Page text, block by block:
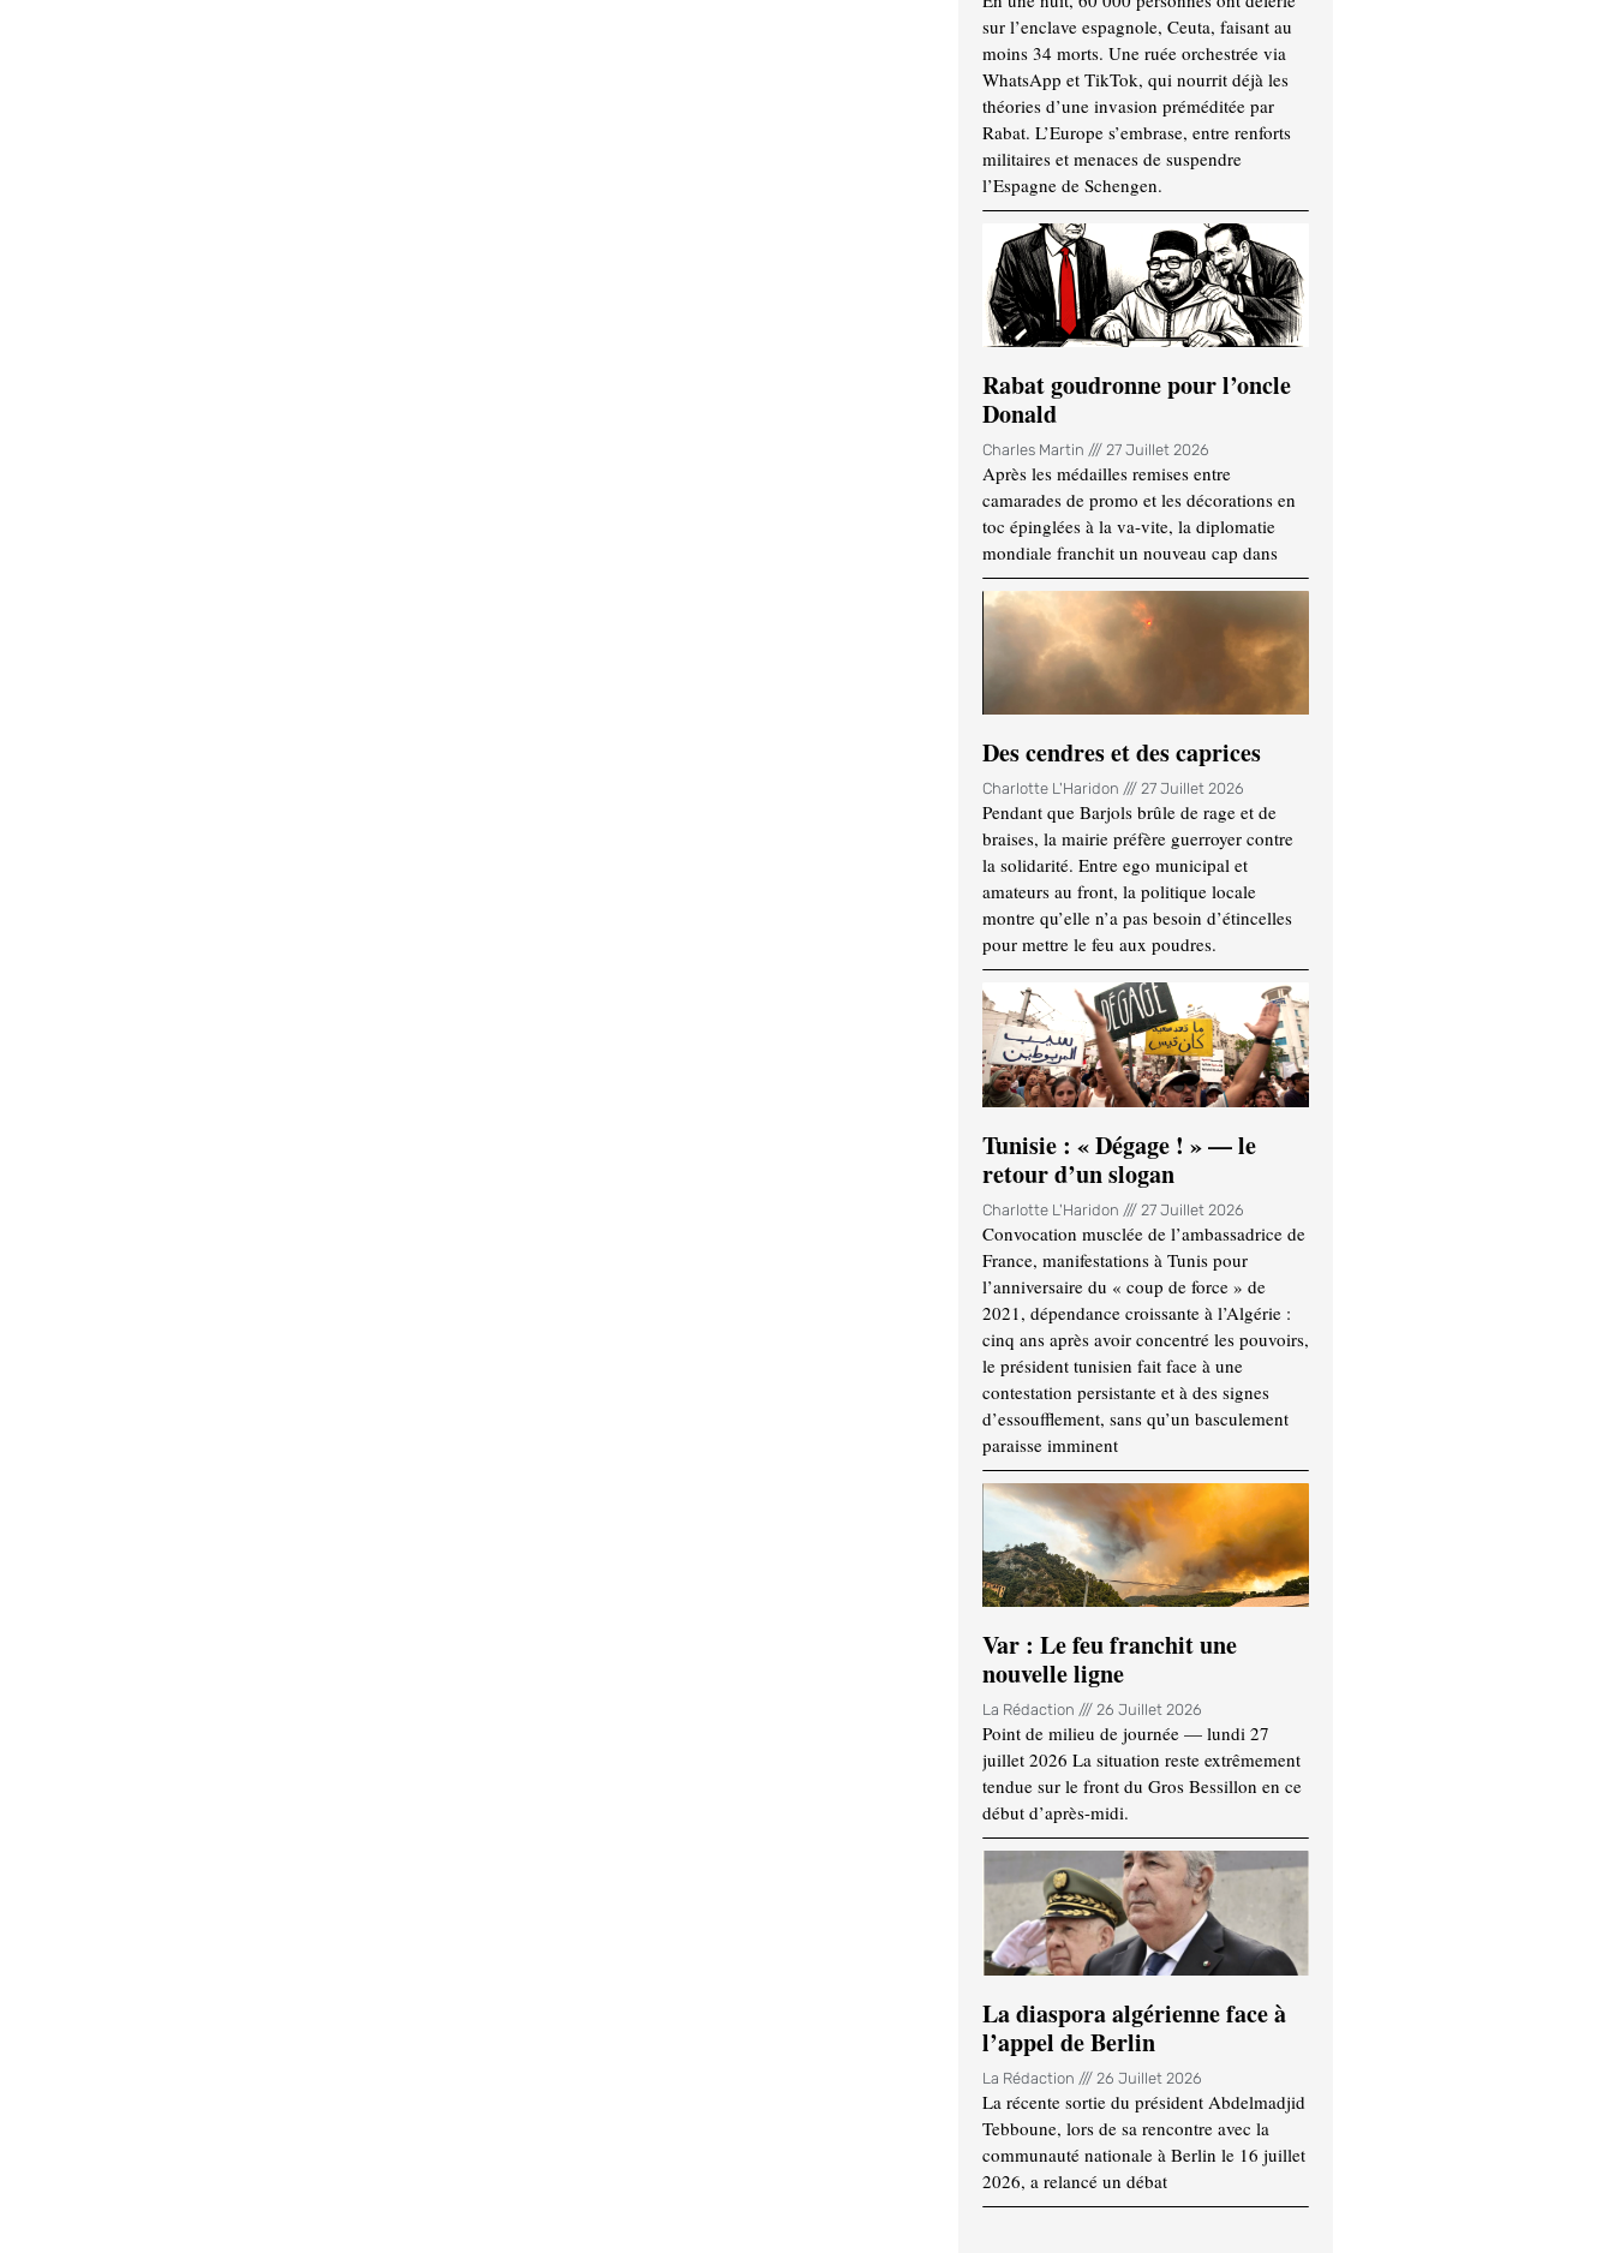
sur l’enclave espagnole, Ceuta, faisant au
moins 34 morts. Une ruée orchestrée via
WhatsApp et TikTok, qui nourrit déjà les
théories d’une invasion préméditée par
Rabat. L’Europe s’embrase, entre renforts
militaires et menaces de suspendre
l’Espagne de Schengen.
Rabat goudronne pour l’oncle
Donald
Charles Martin 27 Juillet 2026
Après les médailles remises entre
camarades de promo et les décorations en
toc épinglées à la va-vite, la diplomatie
mondiale franchit un nouveau cap dans
Des cendres et des caprices
Charlotte L'Haridon 27 Juillet 2026
Pendant que Barjols brûle de rage et de
braises, la mairie préfère guerroyer contre
la solidarité. Entre ego municipal et
amateurs au front, la politique locale
montre qu’elle n’a pas besoin d’étincelles
pour mettre le feu aux poudres.
Tunisie : « Dégage ! » — le
retour d’un slogan
Charlotte L'Haridon 27 Juillet 2026
Convocation musclée de l’ambassadrice de
France, manifestations à Tunis pour
l’anniversaire du « coup de force » de
2021, dépendance croissante à l’Algérie :
cinq ans après avoir concentré les pouvoirs,
le président tunisien fait face à une
contestation persistante et à des signes
d’essoufflement, sans qu’un basculement
paraisse imminent
Var : Le feu franchit une
nouvelle ligne
La Rédaction 26 Juillet 2026
Point de milieu de journée — lundi 27
juillet 2026 La situation reste extrêmement
tendue sur le front du Gros Bessillon en ce
début d’après-midi.
La diaspora algérienne face à
l’appel de Berlin
La Rédaction 26 Juillet 2026
La récente sortie du président Abdelmadjid
Tebboune, lors de sa rencontre avec la
communauté nationale à Berlin le 16 juillet
2026, a relancé un débat